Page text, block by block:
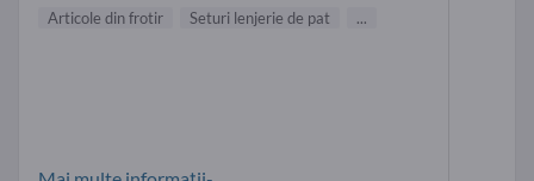
Articole din frotir
Seturi lenjerie de pat ...